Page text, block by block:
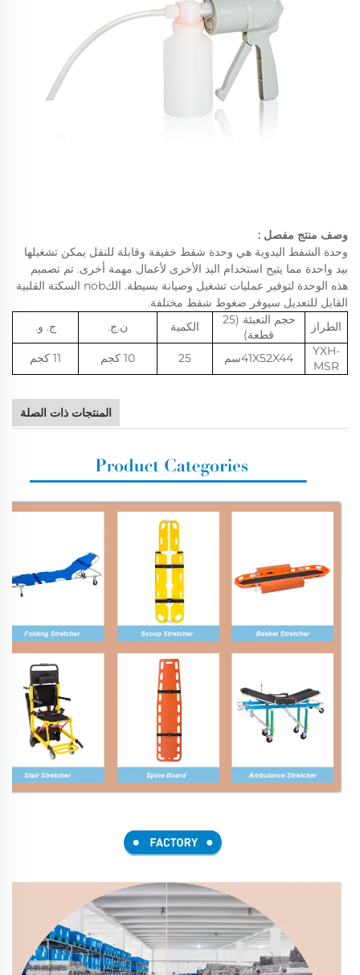
وصف منتج مفصل :
وحدة الشفط اليدوية هي وحدة شفط خفيفة وقابلة للنقل يمكن تشغيلها
بيد واحدة مما يتيح استخدام اليد الأخرى لأعمال مهمة أخرى. تم تصميم
هذه الوحدة لتوفير عمليات تشغيل وصيانة بسيطة. الكnob السكتة القلبية
القابل للتعديل سيوفر ضغوط شفط مختلفة.
الطراز
حجم التعبئة (25
قطعة)
الكمية ن.ج.
ج. و.
YXH-
MSR
41X52X44سم 25 10 كجم 11 كجم
المنتجات ذات الصلة